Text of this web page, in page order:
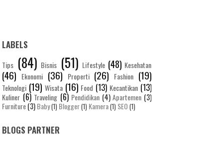
LABELS
Tips (84) Bisnis (51) Lifestyle (48) Kesehatan
(46) Ekonomi (36) Properti (26) Fashion (19)
Teknologi (19) Wisata (16) Food (13) Kecantikan (13)
Kuliner (6) Traveling (6) Pendidikan (4) Apartemen (3)
Furniture(3)Baby(1) Blogger(1) Kamera(1) SEO (1)
BLOGS PARTNER